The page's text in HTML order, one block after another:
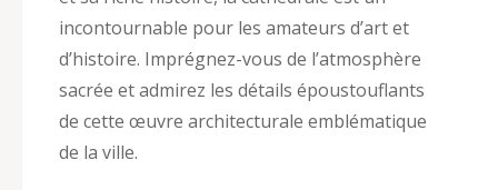
incontournable pour les amateurs d’art et
d’histoire. Imprégnez-vous de l’atmosphère
sacrée et admirez les détails époustouflants
de cette œuvre architecturale emblématique
de la ville.